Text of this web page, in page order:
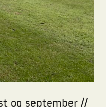
og september //